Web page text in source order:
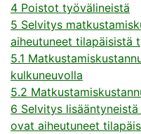
4 Poistot työvälineistä
5 Selvitys
aiheutuneet tilapäisistä
5.1
kulkuneuvolla
5.2
6 Selvitys
ovat aiheutuneet